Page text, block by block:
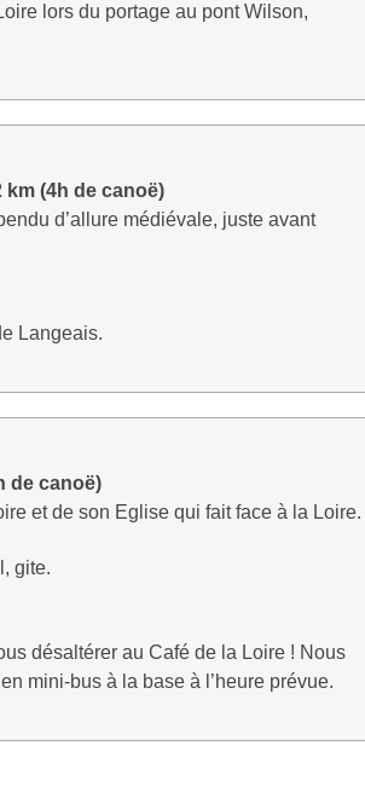
lors du portage au pont Wilson,
(4h de canoë)
d’allure médiévale, juste avant
Langeais.
de canoë)
et de son Eglise qui fait face à la Loire.
gite.
désaltérer au Café de la Loire ! Nous
mini-bus à la base à l’heure prévue.